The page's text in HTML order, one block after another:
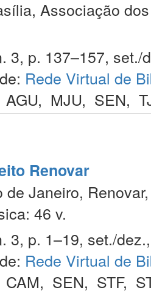
Associação
3, p. 137–157, set./
Rede Virtual de
AGU, MJU, SEN,
Renovar
Janeiro,
46 v.
3, p. 1–19, set./
Rede Virtual de
CAM, SEN, STF,